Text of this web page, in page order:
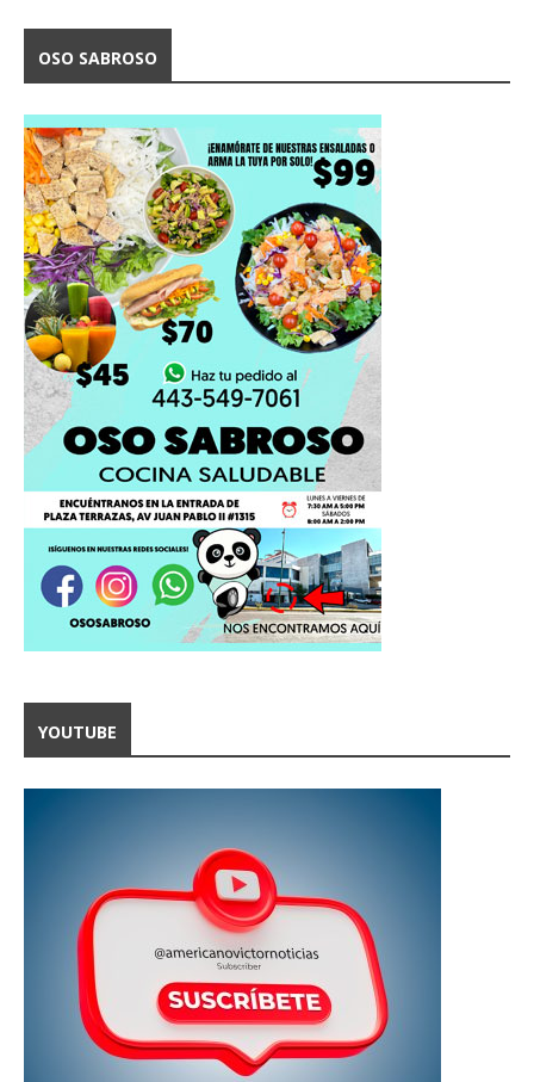
OSO SABROSO
YOUTUBE